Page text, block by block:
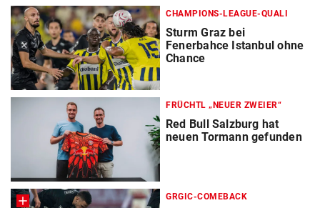
CHAMPIONS-LEAGUE-QUALI
Sturm Graz bei
Fenerbahce Istanbul ohne
Chance
FRÜCHTL „NEUER ZWEIER“
Red Bull Salzburg hat
neuen Tormann gefunden
GRGIC-COMEBACK